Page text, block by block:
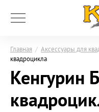
Главная / Аксессуары для
квадроцикла
Кенгурин